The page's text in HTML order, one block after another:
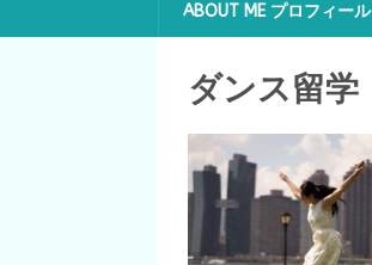
ABOUT ME プロフィール
ダンス留学